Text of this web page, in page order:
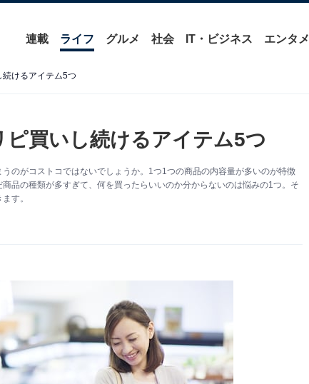
連載 ライフ グルメ 社会 IT・ビジネス エンタメ
けるアイテム5つ
買いし続けるアイテム5つ
のがコストコではないでしょうか。1つ1つの商品の内容量が多いのが特徴
品の種類が多すぎて、何を買ったらいいのか分からないのは悩みの1つ。そ
す。